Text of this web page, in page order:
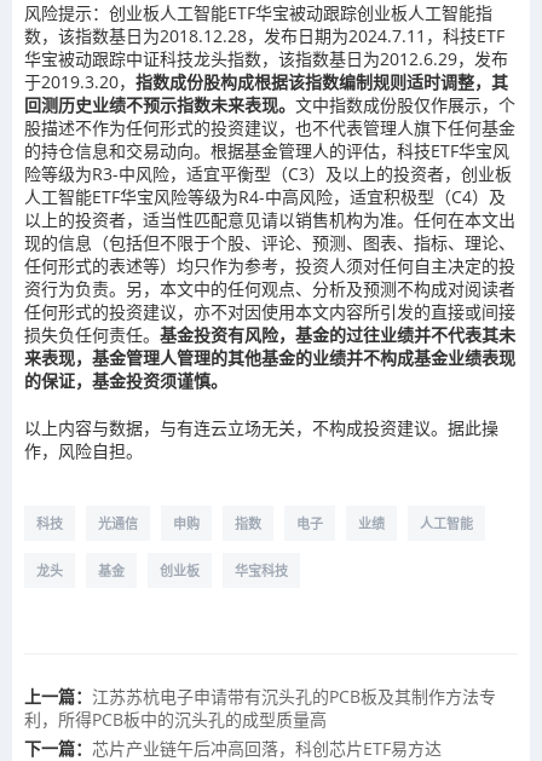
风险提示：创业板人工智能ETF华宝被动跟踪创业板人工智能指
数，该指数基日为2018.12.28，发布日期为2024.7.11，科技ETF
华宝被动跟踪中证科技龙头指数，该指数基日为2012.6.29，发布
于2019.3.20， 指数成份股构成根据该指数编制规则适时调整，其
回测历史业绩不预示指数未来表现。 文中指数成份股仅作展示，个
股描述不作为任何形式的投资建议，也不代表管理人旗下任何基金
的持仓信息和交易动向。根据基金管理人的评估，科技ETF华宝风
险等级为R3-中风险，适宜平衡型（C3）及以上的投资者，创业板
人工智能ETF华宝风险等级为R4-中高风险，适宜积极型（C4）及
以上的投资者，适当性匹配意见请以销售机构为准。任何在本文出
现的信息（包括但不限于个股、评论、预测、图表、指标、理论、
任何形式的表述等）均只作为参考，投资人须对任何自主决定的投
资行为负责。另，本文中的任何观点、分析及预测不构成对阅读者
任何形式的投资建议，亦不对因使用本文内容所引发的直接或间接
损失负任何责任。 基金投资有风险，基金的过往业绩并不代表其未
来表现，基金管理人管理的其他基金的业绩并不构成基金业绩表现
的保证，基金投资须谨慎。
以上内容与数据，与有连云立场无关，不构成投资建议。据此操
作，风险自担。
科技 光通信 申购 指数 电子 业绩 人工智能
龙头 基金 创业板 华宝科技
上一篇： 江苏苏杭电子申请带有沉头孔的PCB板及其制作方法专
利，所得PCB板中的沉头孔的成型质量高
下一篇： 芯片产业链午后冲高回落，科创芯片ETF易方达